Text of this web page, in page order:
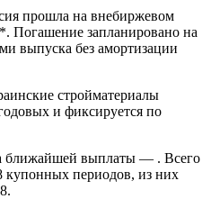
прошла на внебиржевом
Погашение запланировано на
выпуска без амортизации
стройматериалы
и фиксируется по
ближайшей выплаты — . Всего
купонных периодов, из них